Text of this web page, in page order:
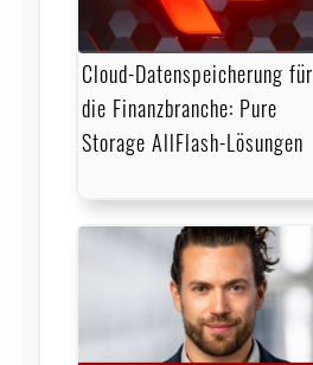
Cloud-Datenspeicherung für
die Finanzbranche: Pure
Storage AllFlash-Lösungen